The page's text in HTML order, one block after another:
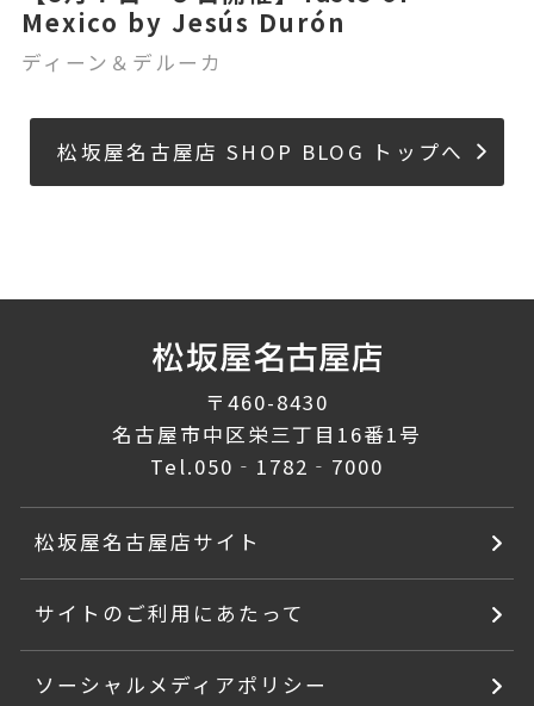
Mexico by Jesús Durón
ディーン＆デルーカ
松坂屋名古屋店 SHOP BLOG トップへ
〒460-8430
名古屋市中区栄三丁目16番1号
Tel.050‐1782‐7000
松坂屋名古屋店サイト
サイトのご利用にあたって
ソーシャルメディアポリシー